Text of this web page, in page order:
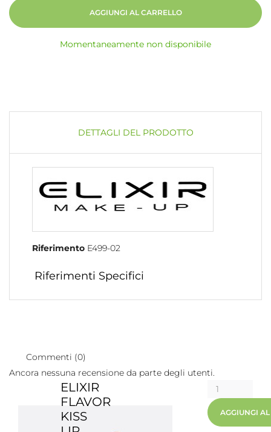
AGGIUNGI AL CARRELLO
Momentaneamente non disponibile
DETTAGLI DEL PRODOTTO
Riferimento E499-02
Riferimenti Specifici
Commenti (0)
Ancora nessuna recensione da parte degli utenti.
ELIXIR
FLAVOR
KISS
AGGIUNGI